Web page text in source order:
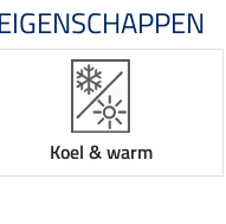
EIGENSCHAPPEN
Koel & warm